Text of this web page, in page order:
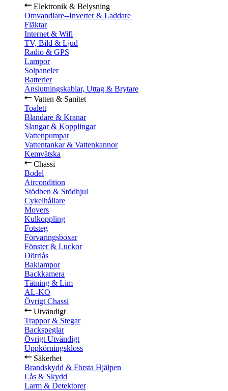
Elektronik & Belysning
Omvandlare--Inverter & Laddare
Fläktar
Internet & Wifi
TV, Bild & Ljud
Radio & GPS
Lampor
Solpaneler
Batterier
Anslutningskablar, Uttag & Brytare
Vatten & Sanitet
Toalett
Blandare & Kranar
Slangar & Kopplingar
Vattenpumpar
Vattentankar & Vattenkannor
Kemvätska
Chassi
Bodel
Aircondition
Stödben & Stödhjul
Cykelhållare
Movers
Kulkoppling
Fotsteg
Förvaringsboxar
Fönster & Luckor
Dörrlås
Baklampor
Backkamera
Tätning & Lim
AL-KO
Övrigt Chassi
Utvändigt
Trappor & Stegar
Backspeglar
Övrigt Utvändigt
Uppkörningskloss
Säkerhet
Brandskydd & Första Hjälpen
Lås & Skydd
Larm & Detektorer